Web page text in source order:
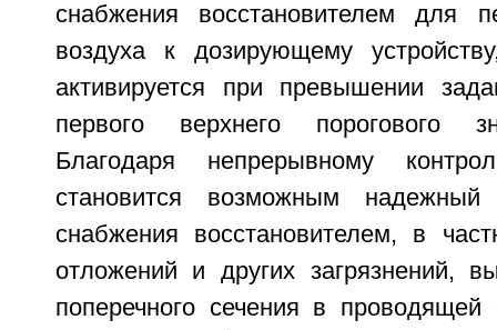
снабжения восстановителем для
воздуха к дозирующему
активируется при превышении
первого верхнего порогового
Благодаря непрерывному
становится возможным надежный
снабжения восстановителем, в
отложений и других загрязнений,
поперечного сечения в